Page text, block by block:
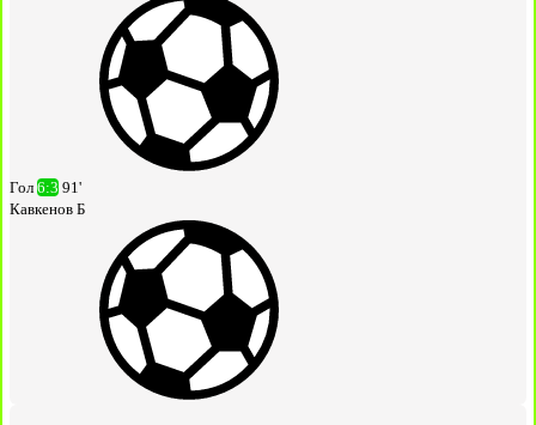
Гол 6:3 91'
Кавкенов Б